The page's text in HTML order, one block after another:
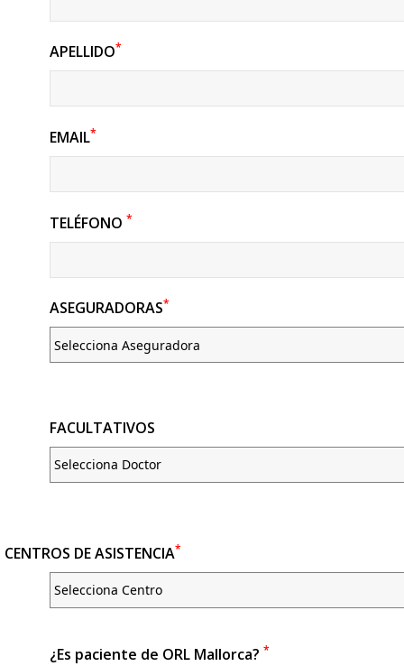
APELLIDO*
EMAIL*
TELÉFONO *
ASEGURADORAS*
FACULTATIVOS
CENTROS DE ASISTENCIA*
¿Es paciente de ORL Mallorca? *